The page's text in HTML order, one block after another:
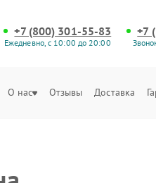
+7 (800) 301-55-83
Ежедневно, с 10:00 до 20:00
+7
О нас Отзывы Доставка